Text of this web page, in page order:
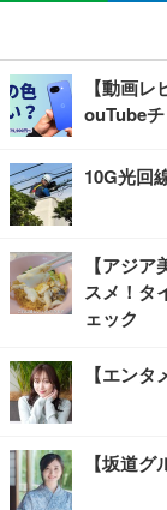
【動画
ouTube
10G光回
【アジ
スメ！タ
ェック
【エン
【坂道